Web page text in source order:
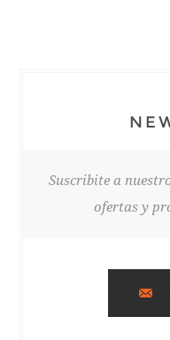
Suscribite a
ofertas y